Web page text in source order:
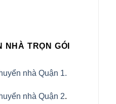
NHÀ TRỌN GÓI
nhà Quận 1.
nhà Quận 2.